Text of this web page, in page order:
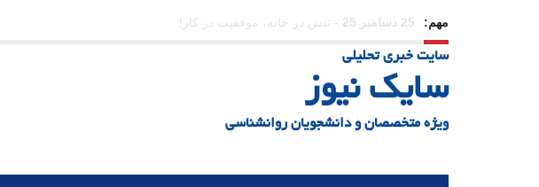
مهم: 23 دسامبر 25 - چرا اراده می‌کنیم ولی شکست می‌خوریم؟
21 دسامبر 25
سایت خبری تحلیلی
سایک نیوز
ویژه متخصصان و دانشجویان روانشناسی